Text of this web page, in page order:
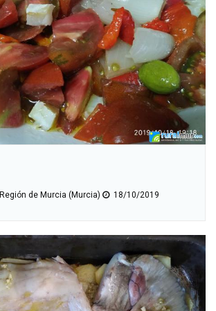
Región de Murcia (Murcia) 18/10/2019